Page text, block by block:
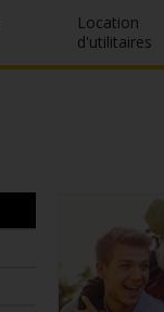
Location
d'utilitaires